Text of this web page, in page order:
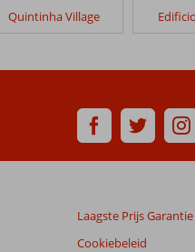
Quintinha Village
Laagste Prijs Garantie
Cookiebeleid